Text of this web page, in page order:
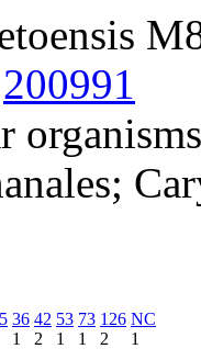
200991
36
1
42
2
53
1
73
1
126
2
NC
1